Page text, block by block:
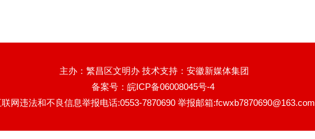
主办：繁昌区文明办 技术支持：安徽新媒体集团
备案号： 皖ICP备06008045号-4
联网违法和不良信息举报电话:0553-7870690 举报邮箱:fcwxb7870690@163.com